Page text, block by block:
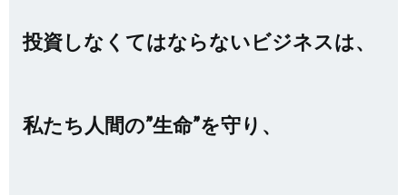
投資しなくてはならないビジネスは、
私たち人間の”生命”を守り、